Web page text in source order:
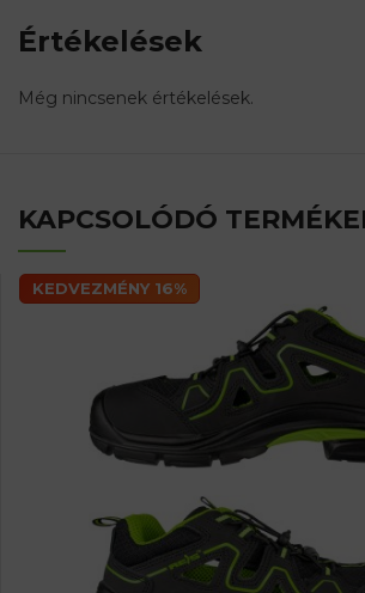
Értékelések
Még nincsenek értékelések.
KAPCSOLÓDÓ
KEDVEZMÉNY 16%